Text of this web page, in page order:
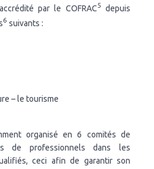
par le COFRAC5
depuis
6 suivants :
– le tourisme
organisé en 6 comités de
de professionnels dans les
ceci afin de garantir son